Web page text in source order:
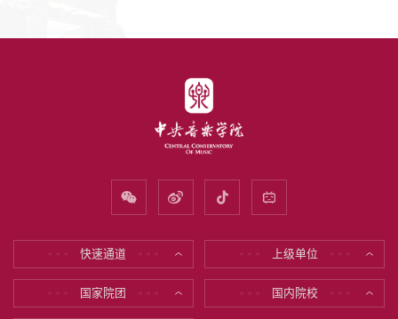
快速通道 上级单位
国家院团 国内院校